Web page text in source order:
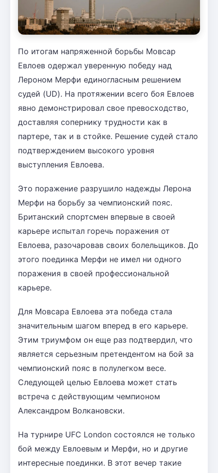
По итогам напряженной борьбы Мовсар
Евлоев одержал уверенную победу над
Лероном Мерфи единогласным решением
судей (UD). На протяжении всего боя Евлоев
явно демонстрировал свое превосходство,
доставляя сопернику трудности как в
партере, так и в стойке. Решение судей стало
подтверждением высокого уровня
выступления Евлоева.
Это поражение разрушило надежды Лерона
Мерфи на борьбу за чемпионский пояс.
Британский спортсмен впервые в своей
карьере испытал горечь поражения от
Евлоева, разочаровав своих болельщиков. До
этого поединка Мерфи не имел ни одного
поражения в своей профессиональной
карьере.
Для Мовсара Евлоева эта победа стала
значительным шагом вперед в его карьере.
Этим триумфом он еще раз подтвердил, что
является серьезным претендентом на бой за
чемпионский пояс в полулегком весе.
Следующей целью Евлоева может стать
встреча с действующим чемпионом
Александром Волкановски.
На турнире UFC London состоялся не только
бой между Евлоевым и Мерфи, но и другие
интересные поединки. В этот вечер такие